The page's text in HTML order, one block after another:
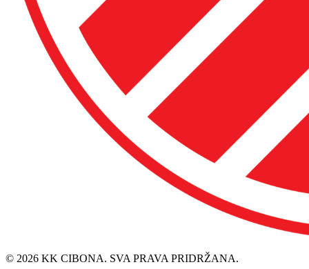
© 2026 KK CIBONA. SVA PRAVA PRIDRŽANA.